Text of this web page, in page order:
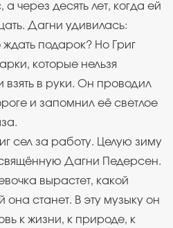
через десять лет, когда ей
Дагни удивилась:
подарок? Но Григ
которые нельзя
взять в руки. Он проводил
и запомнил её светлое
сел за работу. Целую зиму
Дагни Педерсен.
вырастет, какой
она станет. В эту музыку он
к жизни, к природе, к